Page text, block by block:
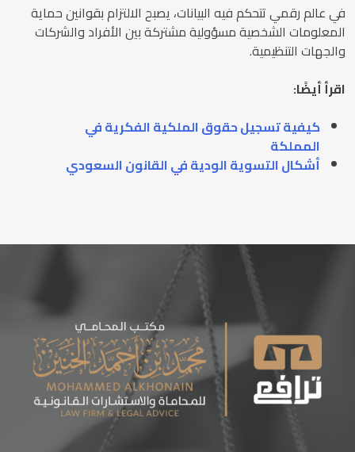
في عالم رقمي تتحكم فيه البيانات، يصبح الالتزام بقوانين حماية
المعلومات الشخصية مسؤولية مشتركة بين الأفراد والشركات
والجهات التنظيمية.
اقرأ أيضًا:
كيفية تسجيل حقوق الملكية الفكرية في
المملكة
أشكال التسوية الودية في القانون السعودي